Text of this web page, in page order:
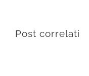
Post correlati